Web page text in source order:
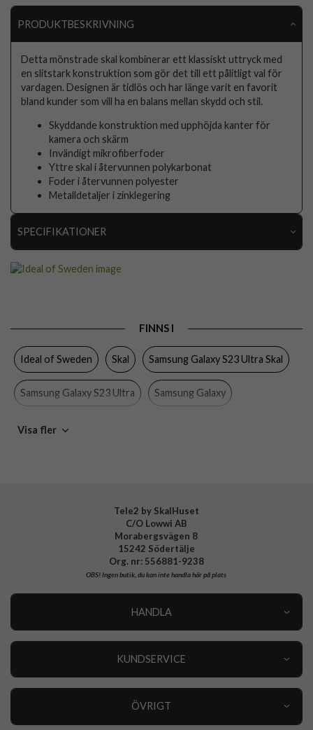
PRODUKTBESKRIVNING
Detta mönstrade skal kombinerar ett klassiskt uttryck med
en slitstark konstruktion som gör det till ett pålitligt val för
vardagen. Designen är tidlös och har länge varit en favorit
bland kunder som vill ha en balans mellan skydd och stil.
Skyddande konstruktion med upphöjda kanter för
kamera och skärm
Invändigt mikrofiberfoder
Yttre skal i återvunnen polykarbonat
Foder i återvunnen polyester
Metalldetaljer i zinklegering
SPECIFIKATIONER
Trådlös laddning-kompatibel
Färg Flerfärgad
Hårdplast (PC)
Tillverkarens art nr
FINNS I
Ideal of Sweden Skal Samsung Galaxy S23 Ultra Skal
Samsung Galaxy S23 Ultra Samsung Galaxy
Mobiltillbehör
Visa fler
Tele2 by SkalHuset
C/O Lowwi AB
Morabergsvägen 8
15242 Södertälje
Org. nr: 556881-9238
OBS!Ingen butik, du kan inte handla här på plats
HANDLA
KUNDSERVICE
ÖVRIGT